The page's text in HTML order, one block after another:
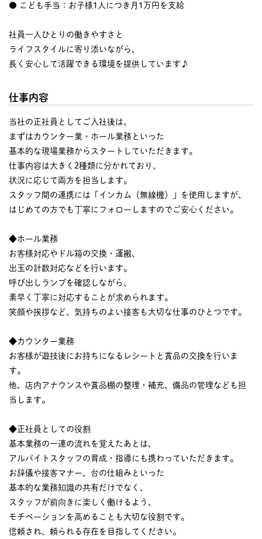
● こども手当：お子様1人につき月1万円を支給
社員一人ひとりの働きやすさと
ライフスタイルに寄り添いながら、
長く安心して活躍できる環境を提供しています♪
仕事内容
当社の正社員としてご入社後は、
まずはカウンター業・ホール業務といった
基本的な現場業務からスタートしていただきます。
仕事内容は大きく2種類に分かれており、
状況に応じて両方を担当します。
スタッフ間の連携には「インカム（無線機）」を使用しますが、
はじめての方でも丁寧にフォローしますのでご安心ください。
◆ホール業務
お客様対応やドル箱の交換・運搬、
出玉の計数対応などを行います。
呼び出しランプを確認しながら、
素早く丁寧に対応することが求められます。
笑顔や挨拶など、気持ちのよい接客も大切な仕事のひとつです。
◆カウンター業務
お客様が遊技後にお持ちになるレシートと賞品の交換を行いま
す。
他、店内アナウンスや賞品棚の整理・補充、備品の管理なども担
当します。
◆正社員としての役割
基本業務の一連の流れを覚えたあとは、
アルバイトスタッフの育成・指導にも携わっていただきます。
お辞儀や接客マナー、台の仕組みといった
基本的な業務知識の共有だけでなく、
スタッフが前向きに楽しく働けるよう、
モチベーションを高めることも大切な役割です。
信頼され、頼られる存在を目指してください。